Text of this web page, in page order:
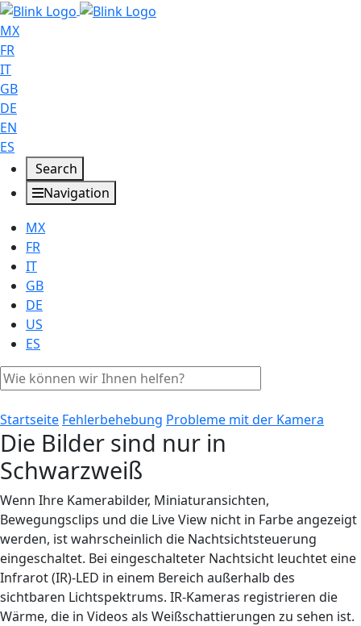
MX
FR
IT
GB
DE
EN
ES
Search
Navigation
MX
FR
IT
GB
DE
US
ES
Startseite Fehlerbehebung Probleme mit der Kamera
Die Bilder sind nur in
Schwarzweiß
Wenn Ihre Kamerabilder, Miniaturansichten,
Bewegungsclips und die Live View nicht in Farbe angezeigt
werden, ist wahrscheinlich die Nachtsichtsteuerung
eingeschaltet. Bei eingeschalteter Nachtsicht leuchtet eine
Infrarot (IR)-LED in einem Bereich außerhalb des
sichtbaren Lichtspektrums. IR-Kameras registrieren die
Wärme, die in Videos als Weißschattierungen zu sehen ist.